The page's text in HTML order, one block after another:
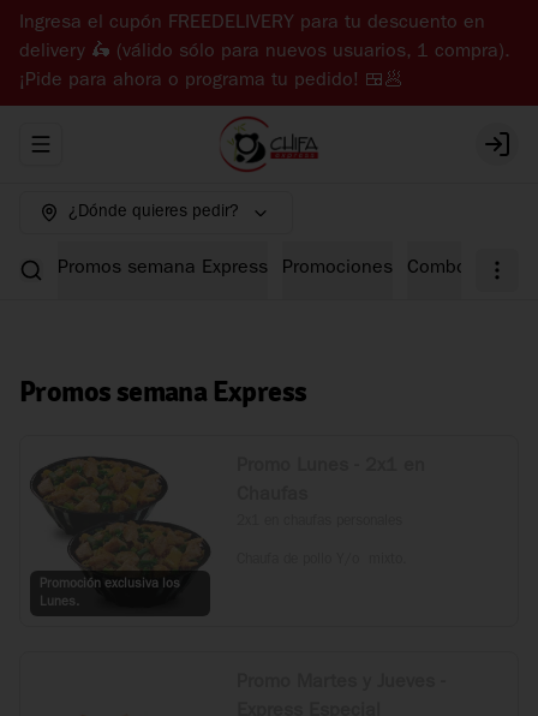
Ingresa el cupón FREEDELIVERY para tu descuento en
delivery 🛵 (válido sólo para nuevos usuarios, 1 compra).
¡Pide para ahora o programa tu pedido! 🍱🥟
Abrir menu de navegación Login
¿Dónde quieres pedir?
Promos semana Express Promociones Combos
Promos semana Express
Promoción exclusiva los
Lunes.